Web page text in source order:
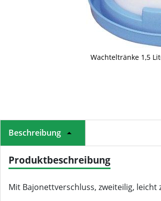
Wachteltränke 1,5
Beschreibung
Produktbeschreibung
Mit Bajonettverschluss, zweiteilig, leicht